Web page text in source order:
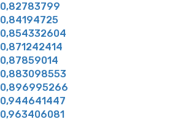
0,82783799
0,84194725
0,854332604
0,871242414
0,87859014
0,883098553
0,896995266
0,944641447
0,963406081